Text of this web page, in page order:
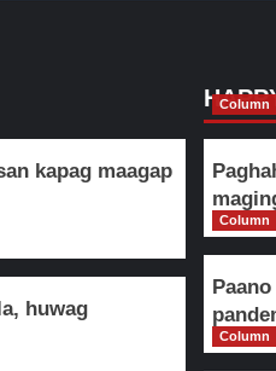
kapag maagap
huwag
Column
Column
Column